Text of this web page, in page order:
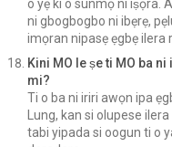
o yẹ ki o sunmọ ni iṣọra.
ni gbogbogbo ni ibẹrẹ,
imọran nipasẹ ẹgbẹ ilera
Kini MO le ṣe ti MO ba
mi?
Ti o ba ni iriri awọn ipa
Lung, kan si olupese
tabi yipada si oogun ti o